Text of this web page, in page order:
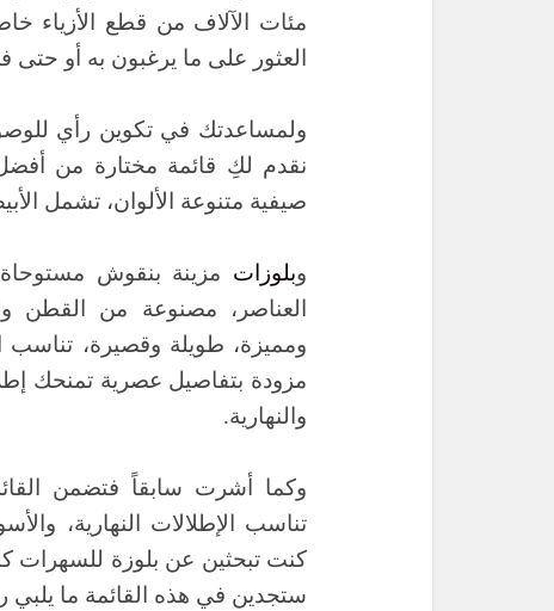
مئات الآلاف من قطع الأزياء
العثور على ما يرغبون به أو
ولمساعدتك في تكوين رأي للوصول
نقدم لكِ قائمة مختارة من
صيفية متنوعة الألوان، تشمل
وبلوزات مزينة بنقوش
العناصر، مصنوعة من القطن
مزودة بتفاصيل عصرية تمنحك
والنهارية.
وكما أشرت سابقاً فتضمن
تناسب الإطلالات النهارية،
كنت تبحثين عن بلوزة للسهرات
ستجدين في هذه القائمة ما يلبي